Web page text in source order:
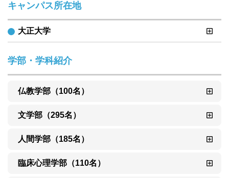
キャンパス所在地
大正大学
学部・学科紹介
仏教学部（100名）
文学部（295名）
人間学部（185名）
臨床心理学部（110名）